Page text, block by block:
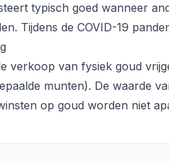
typisch goed wanneer
Tijdens de COVID-19
verkoop van fysiek goud
munten). De waarde
op goud worden niet